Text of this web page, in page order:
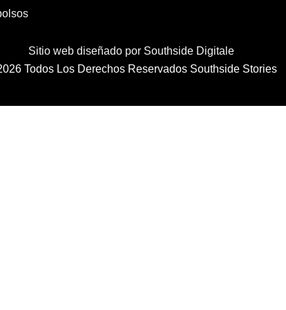
Sitio web diseñado por Southside Digitale
Todos Los Derechos Reservados Southside Stories